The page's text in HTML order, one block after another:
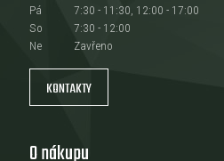
Pá
7:30 - 11:30, 12:00 - 17:00
So
7:30 - 12:00
Ne
Zavřeno
KONTAKTY
O nákupu